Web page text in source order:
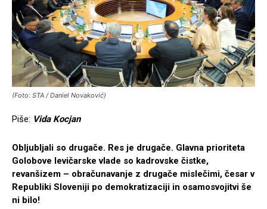
(Foto: STA / Daniel Novaković)
Piše: Vida Kocjan
Obljubljali so drugače. Res je drugače. Glavna prioriteta
Golobove levičarske vlade so kadrovske čistke,
revanšizem – obračunavanje z drugače mislečimi, česar v
Republiki Sloveniji po demokratizaciji in osamosvojitvi še
ni bilo!